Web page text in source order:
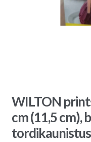
WILTON
cm (11,5 cm),